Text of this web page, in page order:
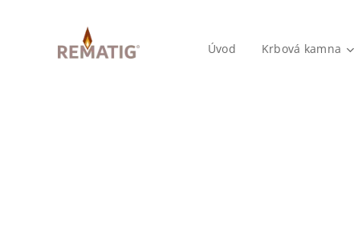
Úvod Krbová kamna